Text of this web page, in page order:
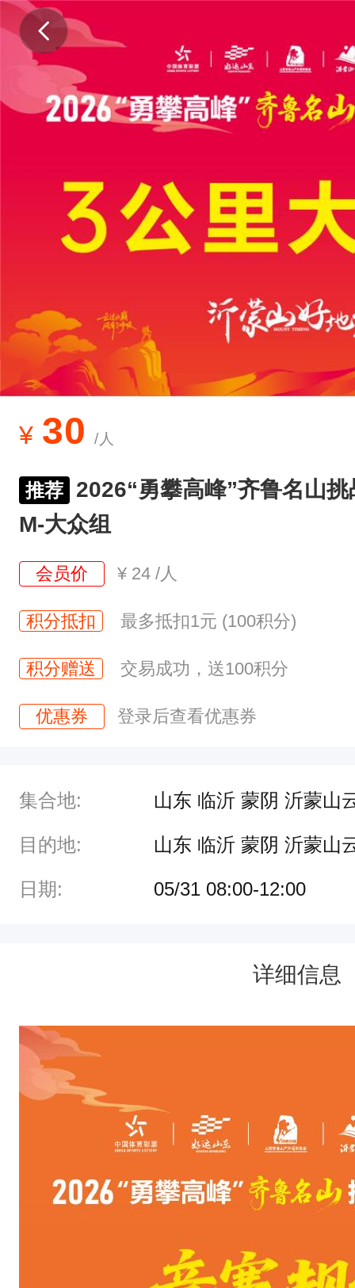
¥ 30 /人
推荐
2026“勇攀高峰”齐鲁名山
M-大众组
会员价 ¥ 24 /人
积分抵扣 最多抵扣1元 (100积分)
积分赠送 交易成功，送100积分
优惠券 登录后查看优惠券
集合地: 山东 临沂 蒙阴 沂蒙山
目的地: 山东 临沂 蒙阴 沂蒙山
日期: 05/31 08:00-12:00
详细信息